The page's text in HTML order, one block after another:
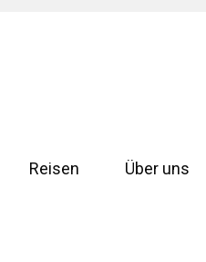
Reisen Über uns